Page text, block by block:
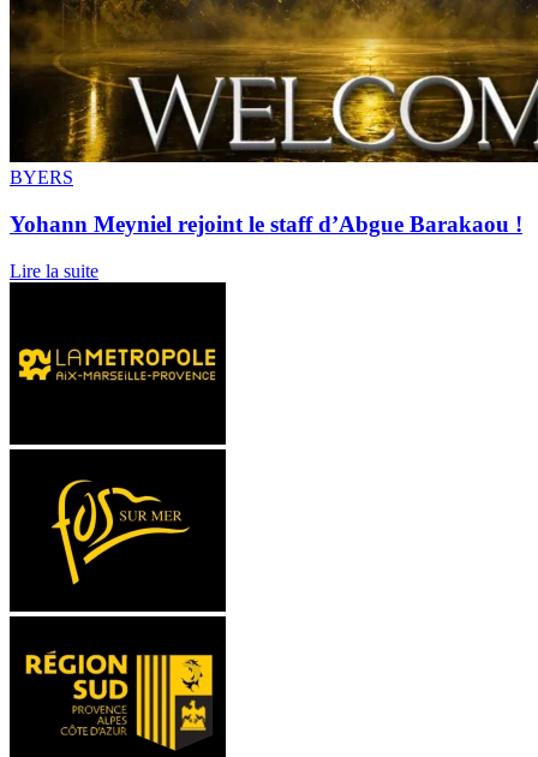
BYERS
Yohann Meyniel rejoint le staff d’Abgue Barakaou !
Lire la suite